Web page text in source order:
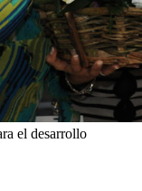
el desarrollo